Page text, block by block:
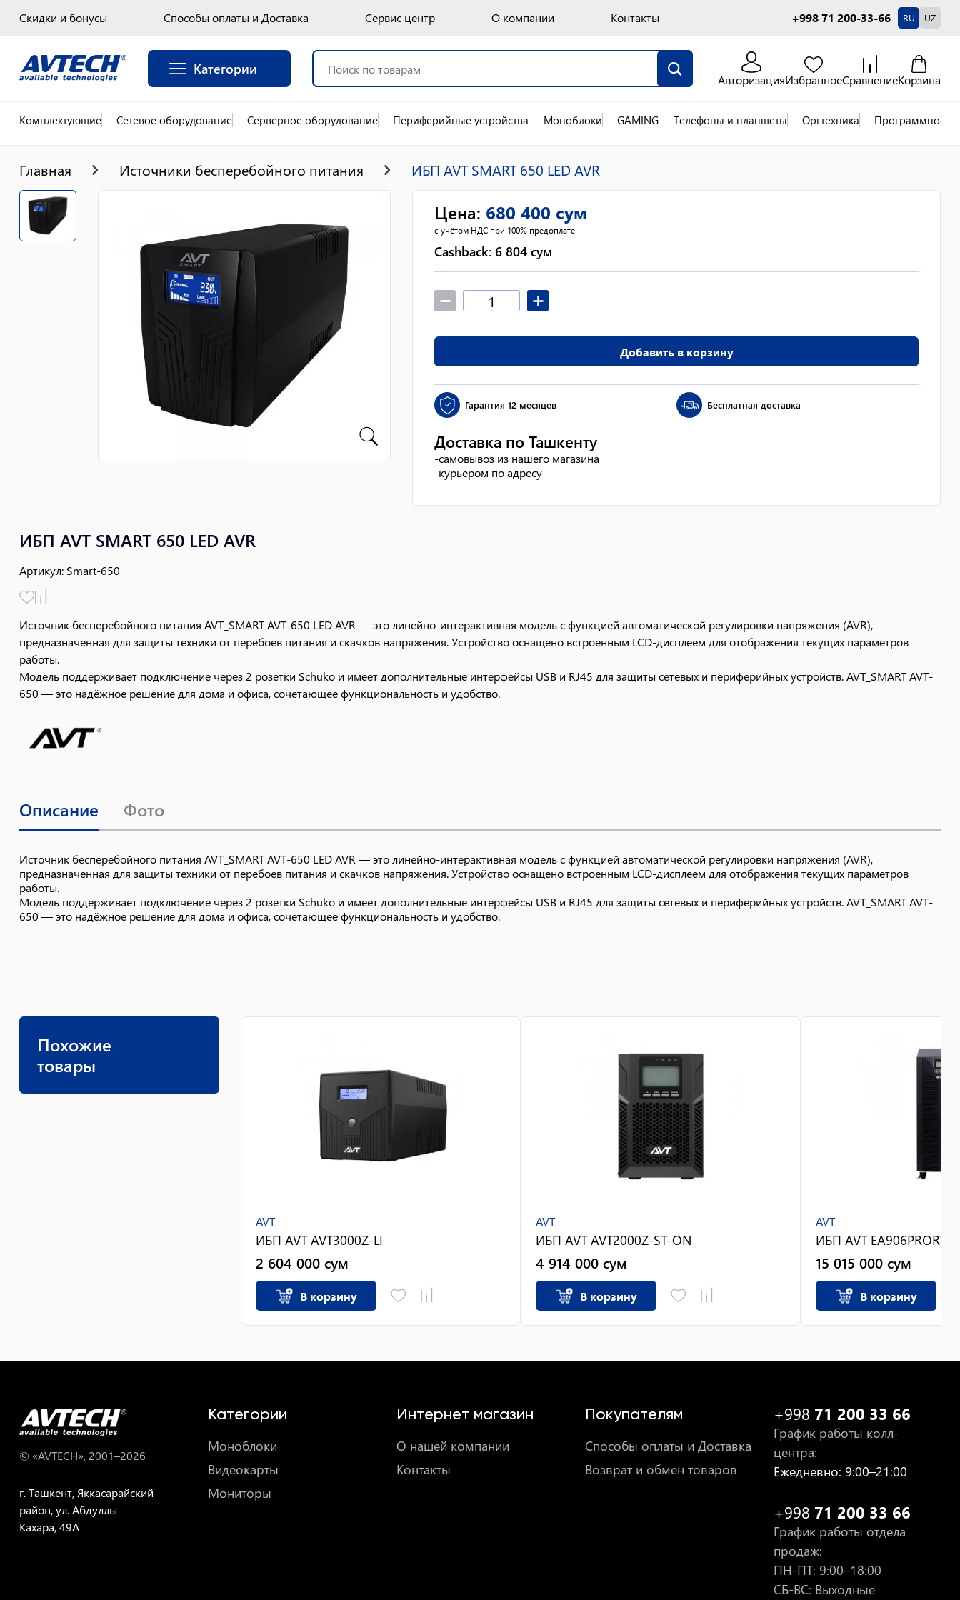
Скидки и бонусы Способы оплаты и Доставка Сервис центр О компании Контакты +998 71 200-33-66 RU UZ
Категории
АвторизацияИзбранноеСравнениеКорзина
Комплектующие Сетевое оборудование Серверное оборудование Периферийные устройства Моноблоки GAMING Телефоны и планшеты Оргтехника Программное
Главная Источники бесперебойного питания ИБП AVT SMART 650 LED AVR
ИБП AVT SMART 650 LED AVR
Артикул: Smart-650
Источник бесперебойного питания AVT_SMART AVT-650 LED AVR — это линейно-интерактивная модель с функцией автоматической регулировки напряжения (AVR),
предназначенная для защиты техники от перебоев питания и скачков напряжения. Устройство оснащено встроенным LCD-дисплеем для отображения текущих параметров
работы.
Модель поддерживает подключение через 2 розетки Schuko и имеет дополнительные интерфейсы USB и RJ45 для защиты сетевых и периферийных устройств. AVT_SMART AVT-
650 — это надёжное решение для дома и офиса, сочетающее функциональность и удобство.
Цена: 680 400 сум
с учётом НДС при 100% предоплате
Cashback: 6 804 сум
Добавить в корзину
Гарантия 12 месяцев Бесплатная доставка
Доставка по Ташкенту
-самовывоз из нашего магазина
-курьером по адресу
Описание Фото
Источник бесперебойного питания AVT_SMART AVT-650 LED AVR — это линейно-интерактивная модель с функцией автоматической регулировки напряжения (AVR),
предназначенная для защиты техники от перебоев питания и скачков напряжения. Устройство оснащено встроенным LCD-дисплеем для отображения текущих параметров
работы.
Модель поддерживает подключение через 2 розетки Schuko и имеет дополнительные интерфейсы USB и RJ45 для защиты сетевых и периферийных устройств. AVT_SMART AVT-
650 — это надёжное решение для дома и офиса, сочетающее функциональность и удобство.
Похожие
товары
AVT
ИБП AVT AVT3000Z-LI
2 604 000 сум
В корзину
AVT
ИБП AVT AVT2000Z-ST-ON
4 914 000 сум
В корзину
AVT
ИБП AVT EA906PRORTH
15 015 000 сум
В корзину
© «AVTECH», 2001–2026
г. Ташкент, Яккасарайский
район, ул. Абдуллы
Кахара, 49A
Категории
Моноблоки
Видеокарты
Мониторы
Интернет магазин
О нашей компании
Контакты
Покупателям
Способы оплаты и Доставка
Возврат и обмен товаров
+998 71 200 33 66
График работы колл-
центра:
Ежедневно: 9:00–21:00
+998 71 200 33 66
График работы отдела
продаж:
ПН-ПТ: 9:00–18:00
СБ-ВС: Выходные